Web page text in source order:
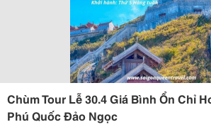
Chùm Tour Lễ 30.4 Giá Bình Ổn Chỉ
Phú Quốc Đảo Ngọc